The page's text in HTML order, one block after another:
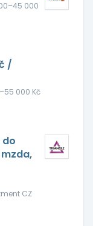
000
/
000 Kč
do
CZ